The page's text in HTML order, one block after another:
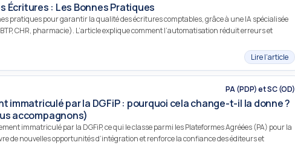
Écritures : Les Bonnes Pratiques
pratiques pour garantir la qualité des écritures comptables, grâce à une IA spécialisée
CHR, pharmacie). L’article explique comment l’automatisation réduit erreurs et
Lire l’article
PA (PDP) et SC (OD)
immatriculé par la DGFiP : pourquoi cela change-t-il la donne ?
accompagnons)
immatriculé par la DGFiP, ce qui le classe parmi les Plateformes Agréées (PA) pour la
de nouvelles opportunités d’intégration et renforce la confiance des éditeurs et